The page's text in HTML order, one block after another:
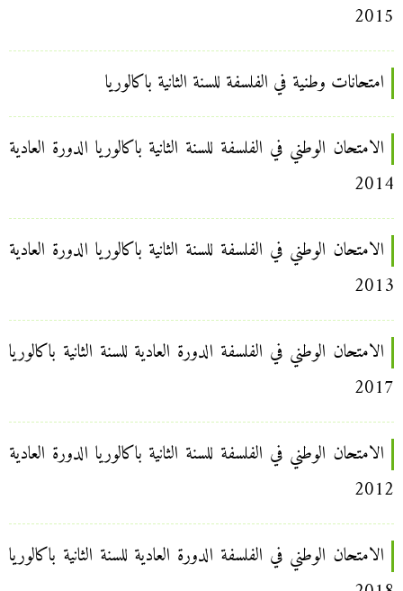
2015
امتحانات وطنية في الفلسفة للسنة الثانية باكالوريا
الامتحان الوطني في الفلسفة للسنة الثانية باكالوريا الدورة العادية
2014
الامتحان الوطني في الفلسفة للسنة الثانية باكالوريا الدورة العادية
2013
الامتحان الوطني في الفلسفة الدورة العادية للسنة الثانية باكالوريا
2017
الامتحان الوطني في الفلسفة للسنة الثانية باكالوريا الدورة العادية
2012
الامتحان الوطني في الفلسفة الدورة العادية للسنة الثانية باكالوريا